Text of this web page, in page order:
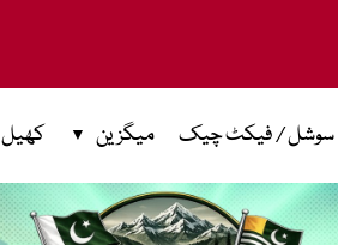
سوشل / فیکٹ چیک میگزین کھیل